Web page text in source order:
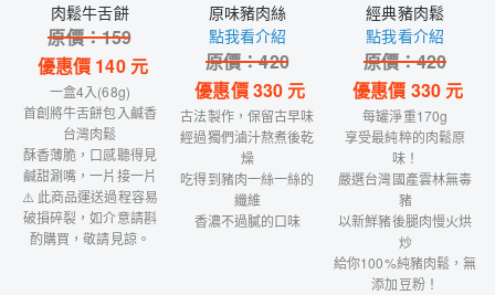
肉鬆牛舌餅
原價：159
優惠價 140元
一盒4入(68g)
首創將牛舌餅包入鹹香
台灣肉鬆
酥香薄脆，口感聽得見
鹹甜涮嘴，一片接一片
⚠️ 此商品運送過程容易
破損碎裂，如介意請斟
酌購買，敬請見諒。
原味豬肉絲
點我看介紹
原價：420
優惠價330 元
古法製作，保留古早味
經過獨們滷汁熬煮後乾
燥
吃得到豬肉一絲一絲的
纖維
香濃不過膩的口味
經典豬肉鬆
點我看介紹
原價：420
優惠價 330元
每罐淨重170g
享受最純粹的肉鬆原
味！
嚴選台灣國產雲林無毒
豬
以新鮮豬後腿肉慢火烘
炒
給你100%純豬肉鬆，無
添加豆粉！